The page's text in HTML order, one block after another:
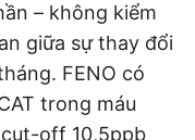
– không kiểm
giữa sự thay đổi
FENO có
trong máu
off 10,5ppb